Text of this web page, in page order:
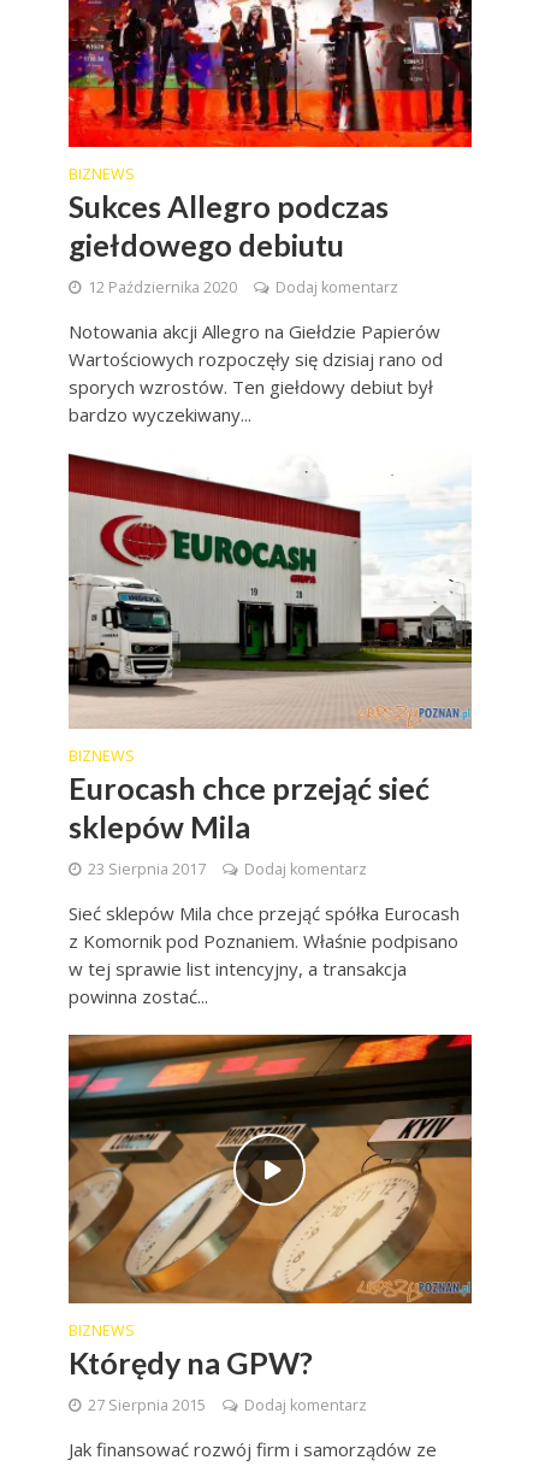
BIZNEWS
Sukces Allegro podczas
giełdowego debiutu
12 Października 2020 Dodaj komentarz
Notowania akcji Allegro na Giełdzie Papierów
Wartościowych rozpoczęły się dzisiaj rano od
sporych wzrostów. Ten giełdowy debiut był
bardzo wyczekiwany...
BIZNEWS
Eurocash chce przejąć sieć
sklepów Mila
23 Sierpnia 2017 Dodaj komentarz
Sieć sklepów Mila chce przejąć spółka Eurocash
z Komornik pod Poznaniem. Właśnie podpisano
w tej sprawie list intencyjny, a transakcja
powinna zostać...
BIZNEWS
Którędy na GPW?
27 Sierpnia 2015 Dodaj komentarz
Jak finansować rozwój firm i samorządów ze